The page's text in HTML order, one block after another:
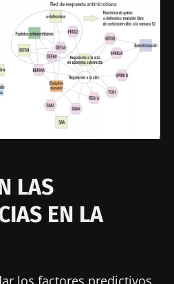
LAS
EN LA
los factores predictivos